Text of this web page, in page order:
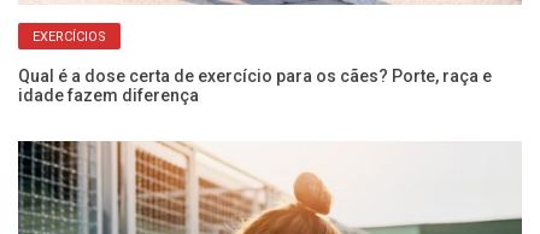
EXERCÍCIOS
Qual é a dose certa de exercício para os cães? Porte, raça e
idade fazem diferença